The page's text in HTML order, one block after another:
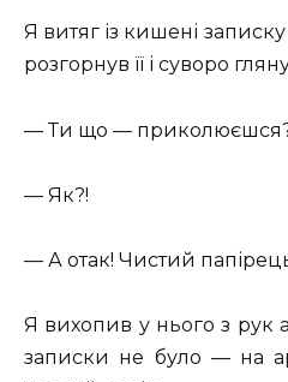
Я витяг із кишені
розгорнув її і суворо
— Ти що — приколюєшся?
— Як?!
— А отак! Чистий
Я вихопив у нього з рук
записки не було — на